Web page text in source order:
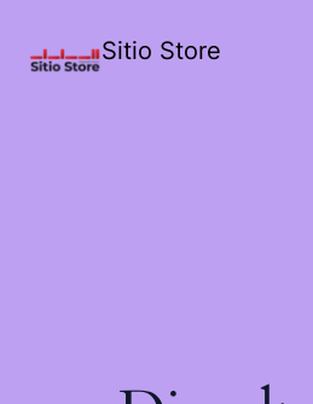
Sitio Store